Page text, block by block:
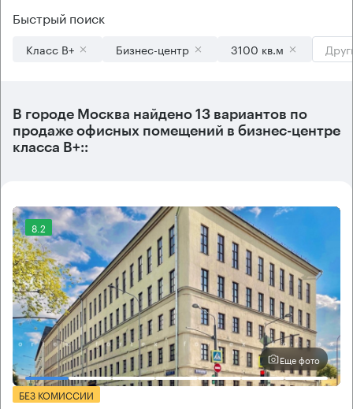
Быстрый поиск
Класс B+ Бизнес-центр 3100 кв.м
В городе Москва найдено 13 вариантов по
продаже офисных помещений в бизнес-центре
класса B+::
8.2
Еще фото
БЕЗ КОМИССИИ